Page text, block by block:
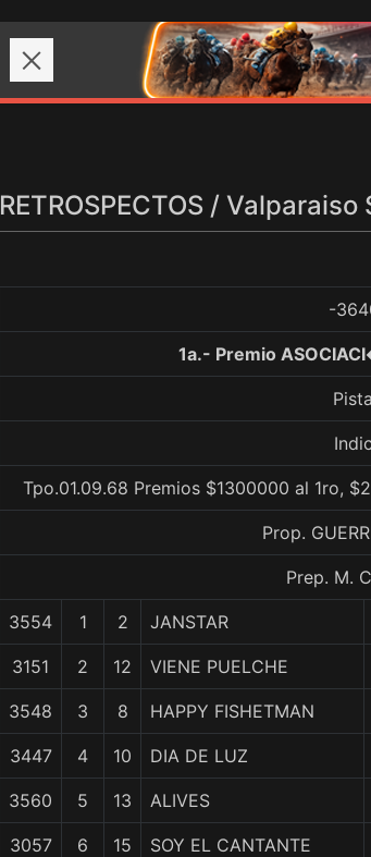
RETROSPECTOS /
-
1a.- Premio
Tpo.01.09.68 Premios $1300000 al 1ro,
Prop.
Prep. M.
3554 1 2 JANSTAR
3151 2 12 VIENE PUELCHE
3548 3 8 HAPPY FISHETMAN
3447 4 10 DIA DE LUZ
3560 5 13 ALIVES
3057 6 15 SOY EL CANTANTE